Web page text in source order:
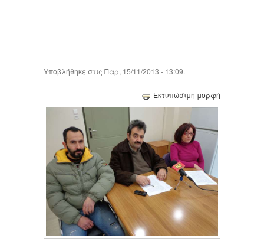
Υποβλήθηκε στις Παρ, 15/11/2013 - 13:09.
Εκτυπώσιμη μορφή